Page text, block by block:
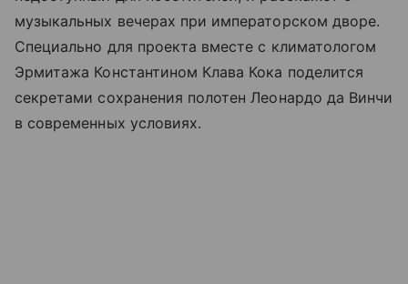
музыкальных вечерах при императорском дворе.
Специально для проекта вместе с климатологом
Эрмитажа Константином Клава Кока поделится
секретами сохранения полотен Леонардо да Винчи
в современных условиях.